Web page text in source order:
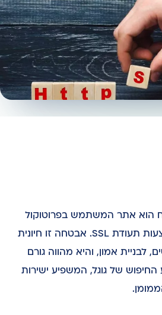
הוא אתר המשתמש בפרוטוקול
HTTPS, המושג באמצעות תעודת SSL. אבטחה זו חיונית
לבניית אמון, והיא מהווה גורם
החיפוש של גוגל, המשפיע ישירות